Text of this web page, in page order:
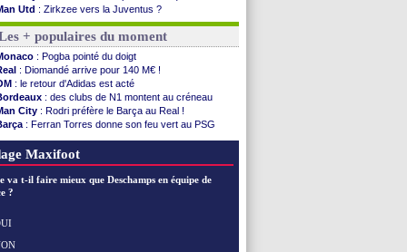
Utd : Zirkzee vers la Juventus ?
: Monaco s'impose contre Getafe
: Der Zakarian et sa relation avec Kita
: le club prêt à libérer Kondogbia ?
: le message touchant d'Akliouche
: Tebas en remet une couche
: l'UEFA maintient la pression
: Tebas encense Luis Enrique
: Vinicius jusqu'en 2032 (officiel)
: Mangala va rejoindre Getafe
: c'est confirmé pour Vinicius
: Akliouche a signé (officiel)
+ populaires du moment
: Pogba pointé du doigt
: Diomandé arrive pour 140 M€ !
: le retour d'Adidas est acté
: des clubs de N1 montent au créneau
City : Rodri préfère le Barça au Real !
: Ferran Torres donne son feu vert au PSG
: Luis Enrique satisfait malgré tout
Maxifoot
va t-il faire mieux que Deschamps en équipe de
?